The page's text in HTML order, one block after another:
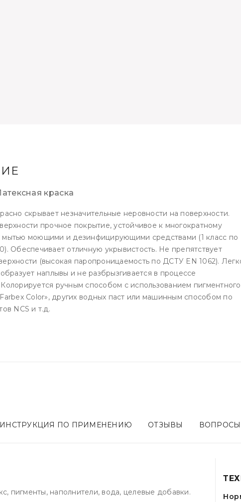
краска
скрывает незначительные неровности на поверхности.
прочное покрытие, устойчивое к многократному
мытью моющими и дезинфицирующими средствами (1 класс по
Обеспечивает отличную укрывистость. Не препятствует
(высокая паропроницаемость по ДСТУ EN 1062).
наплывы и не разбрызгивается в процессе
ручным способом с использованием пигментного
Color», других водных паст или машинным способом по
NCS и т.д.
ИНСТРУКЦИЯ ПО ПРИМЕНЕНИЮ ОТЗЫВЫ ВОПРОСЫ
пигменты, наполнители, вода, целевые добавки.